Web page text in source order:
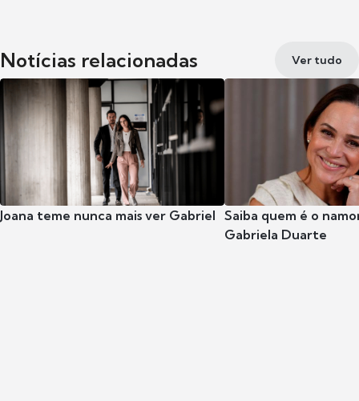
Notícias relacionadas Ver tudo
Joana teme nunca mais ver Gabriel Saiba quem é o
Gabriela Duarte